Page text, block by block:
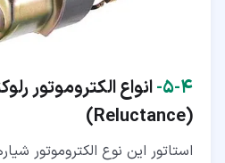
۴‏-‏۵‏-
انواع الکتروموتور
(Reluctance)
استاتور این نوع الکتروموتور